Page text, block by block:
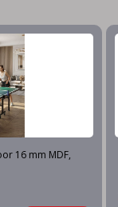
16 mm MDF,